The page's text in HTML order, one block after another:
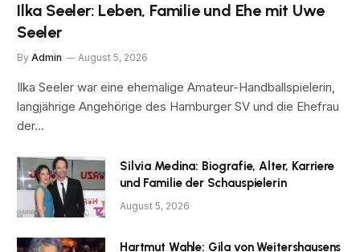
Ilka Seeler: Leben, Familie und Ehe mit Uwe
Seeler
By Admin August 5, 2026
Ilka Seeler war eine ehemalige Amateur-Handballspielerin,
langjährige Angehörige des Hamburger SV und die Ehefrau
der…
Silvia Medina: Biografie, Alter, Karriere
und Familie der Schauspielerin
August 5, 2026
Hartmut Wahle: Gila von Weitershausens